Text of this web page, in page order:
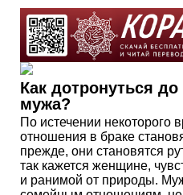
Как дотронуться
мужа?
По истечении некоторого
отношения в браке
прежде, они становятся
так кажется женщине,
и ранимой от природы.